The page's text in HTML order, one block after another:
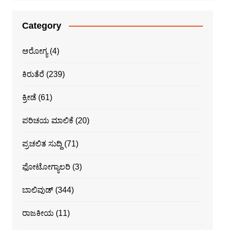
Category
ಆರೋಗ್ಯ(4)
ಕಿರುತೆರೆ(239)
ಕ್ರೀಡೆ(61)
ಪರಿಚಯ ಮಾಲಿಕೆ(20)
ಪ್ರಚಲಿತ ಸುದ್ದಿ (71)
ಫೋಟೋಗ್ಯಾಲರಿ(3)
ಬಾಲಿವುಡ್(344)
ರಾಜಕೀಯ(11)